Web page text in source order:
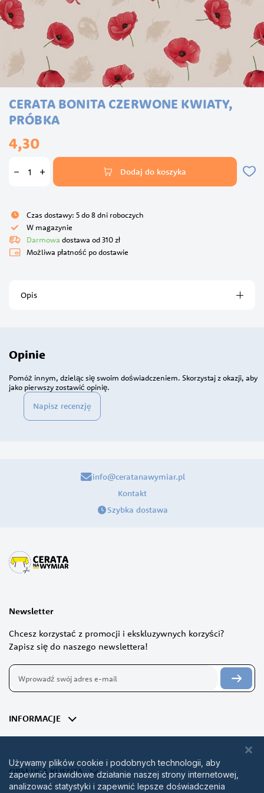
początek
CERATA BONITA CZERWONE KWIATY,
PRÓBKA
4,30
Dodaj do koszyka
Czas dostawy: 5 do 8 dni roboczych
W magazynie
Darmowa dostawa od 310 zł
Możliwa płatność po dostawie
Opis
Opinie
Napisz recenzję
Pomóż innym, dzieląc się swoim doświadczeniem. Skorzystaj z okazji, aby
jako pierwszy zostawić opinię.
info@ceratanawymiar.pl
Kontakt
Szybka dostawa
Newsletter
Chcesz korzystać z promocji i ekskluzywnych korzyści?
Zapisz się do naszego newslettera!
Subskrybuj
nasz
newsletter:
INFORMACJE
OBSŁUGA KLIENTA
Używamy plików cookie i podobnych technologii, aby
zapewnić prawidłowe działanie naszej strony internetowej,
analizować statystyki i zapewnić lepsze doświadczenia